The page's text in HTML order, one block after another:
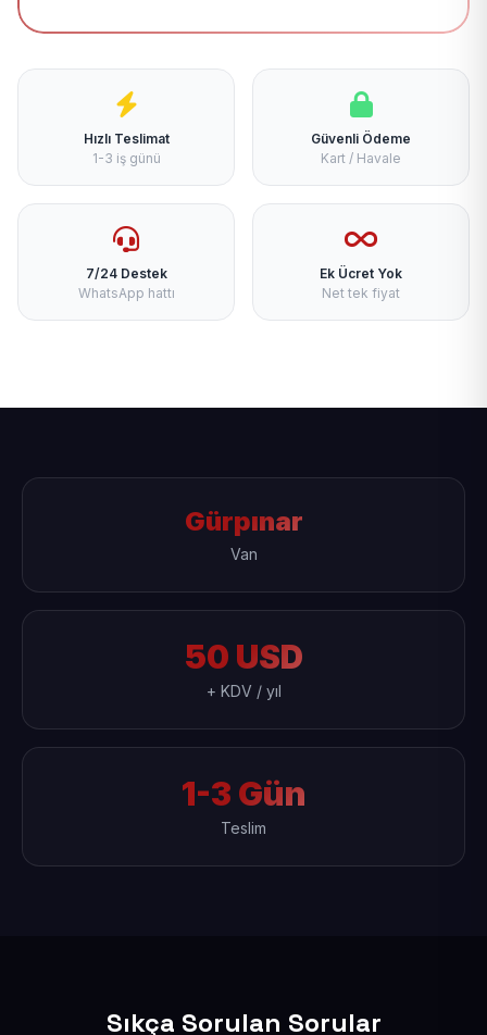
Hızlı Teslimat
1-3 iş günü
Güvenli Ödeme
Kart / Havale
7/24 Destek
WhatsApp hattı
Ek Ücret Yok
Net tek fiyat
Gürpınar
Van
50 USD
+ KDV / yıl
1-3 Gün
Teslim
Sıkça Sorulan Sorular